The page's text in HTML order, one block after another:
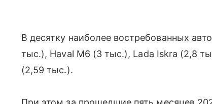
В десятку наиболее востребованных
тыс.), Haval M6 (3 тыс.), Lada Iskra (2,8
(2,59 тыс.).